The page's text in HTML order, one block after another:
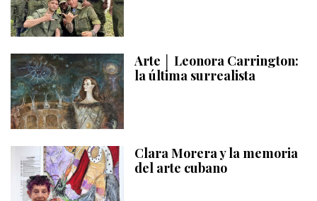
Arte │ Leonora Carrington:
la última surrealista
Clara Morera y la memoria
del arte cubano